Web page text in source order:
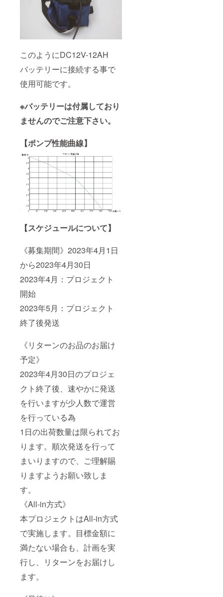
このようにDC12V-12AH
バッテリーに接続する事で
使用可能です。
※バッテリーは付属しており
ませんのでご注意下さい。
【ポンプ性能曲線】
【スケジュールについて】
《募集期間》2023年4月1日
から2023年4月30日
2023年4月：プロジェクト
開始
2023年5月：プロジェクト
終了後発送
《リターンのお品のお届け
予定》
2023年4月30日のプロジェ
クト終了後、速やかに発送
を行いますが少人数で運営
を行っている為
1日の出荷数量は限られてお
ります。順次発送を行って
まいりますので、ご理解賜
りますようお願い致しま
す。
《All-in方式》
本プロジェクトはAll-in方式
で実施します。目標金額に
満たない場合も、計画を実
行し、リターンをお届けし
ます。